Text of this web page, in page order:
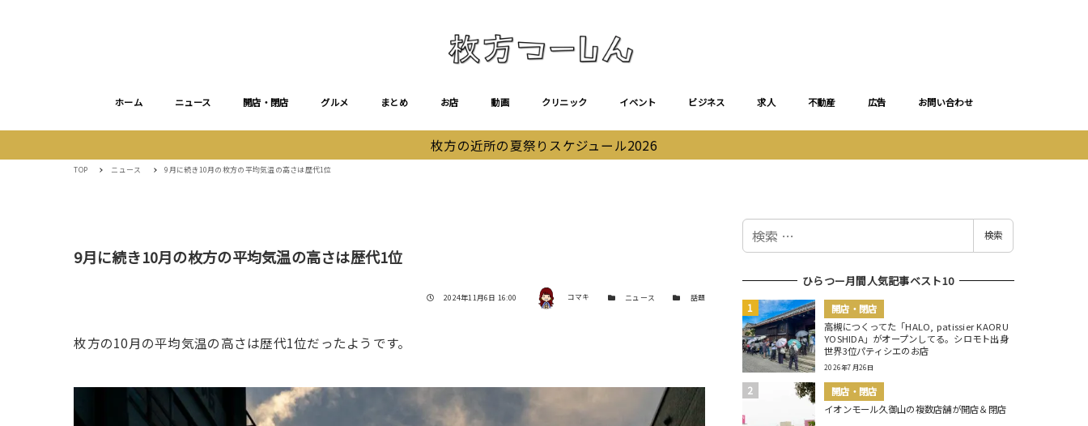
ホーム ニュース 開店・閉店 グルメ まとめ お店 動画 クリニック イベント ビジネス 求人 不動産 広告 お問い合わせ
枚方の近所の夏祭りスケジュール2026
TOP ニュース 9月に続き10月の枚方の平均気温の高さは歴代1位
9月に続き10月の枚方の平均気温の高さは歴代1位
投稿日
2024年11月6日 16:00 著者 コマキ カテゴリー
ニュース カテゴリー
話題
枚方の10月の平均気温の高さは歴代1位だったようです。
検
検索
ひらつー月間人気記事ベスト10
開店・閉店
高槻につくってた「HALO, patissier KAORU
YOSHIDA」がオープンしてる。シロモト出身
世界3位パティシエのお店
2026年7月26日
開店・閉店
イオンモール久御山の複数店舗が開店＆閉店